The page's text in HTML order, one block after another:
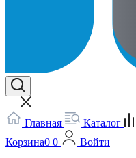
Главная Каталог
Корзина0 0
Войти